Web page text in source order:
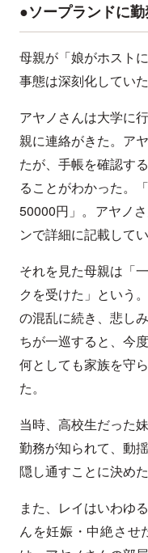
●ソープランドに
母親が「娘がホスト
事態は深刻化していた
アヤノさんは大学に
親に連絡がきた。ア
たが、手帳を確認す
ることがわかった
50000円」。アヤノ
ンで詳細に記載してい
それを見た母親は「
クを受けた」という
の混乱に続き、悲し
ちが一巡すると、今
何としても家族を守
た。
当時、高校生だった
勤務が知られて、動
隠し通すことに決めた
また、レイはいわゆ
んを妊娠・中絶させ